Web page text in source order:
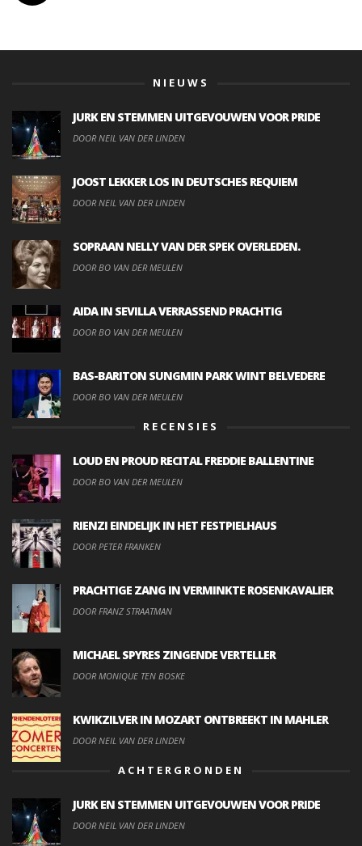
NIEUWS
JURK EN STEMMEN UITGEVOUWEN VOOR PRIDE
DOOR NEIL VAN DER LINDEN
JOOST LEKKER LOS IN DEUTSCHES REQUIEM
DOOR NEIL VAN DER LINDEN
SOPRAAN NELLY VAN DER SPEK OVERLEDEN.
DOOR BO VAN DER MEULEN
AIDA IN SEVILLA VERRASSEND PRACHTIG
DOOR BO VAN DER MEULEN
BAS-BARITON SUNGMIN PARK WINT BELVEDERE
DOOR BO VAN DER MEULEN
RECENSIES
LOUD EN PROUD RECITAL FREDDIE BALLENTINE
DOOR BO VAN DER MEULEN
RIENZI EINDELIJK IN HET FESTPIELHAUS
DOOR PETER FRANKEN
PRACHTIGE ZANG IN VERMINKTE ROSENKAVALIER
DOOR FRANZ STRAATMAN
MICHAEL SPYRES ZINGENDE VERTELLER
DOOR MONIQUE TEN BOSKE
KWIKZILVER IN MOZART ONTBREEKT IN MAHLER
DOOR NEIL VAN DER LINDEN
ACHTERGRONDEN
JURK EN STEMMEN UITGEVOUWEN VOOR PRIDE
DOOR NEIL VAN DER LINDEN